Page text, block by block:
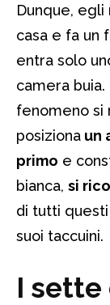
Dunque, egli
casa e fa un
entra solo
camera
fenomeno si
posiziona un
primo e
bianca, si
di tutti
suoi taccuini.
I